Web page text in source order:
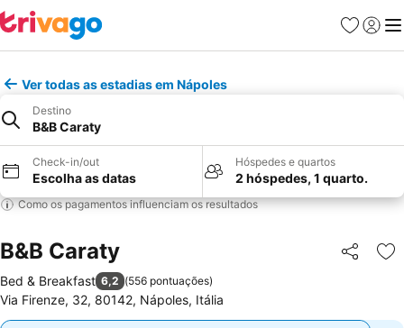
Favoritos
Iniciar
Ver todas as estadias em Nápoles
Destino
B&B Caraty
Check-in/out
Escolha as datas
Hóspedes e quartos
2 hóspedes, 1 quarto.
Como os pagamentos influenciam os resultados
B&B Caraty Partilhar
Bed & Breakfast 6,2 (556 pontuações)
Via Firenze, 32, 80142, Nápoles, Itália